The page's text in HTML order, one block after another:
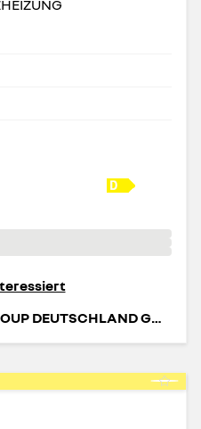
RENAULT RETAIL GROUP DEUTSCHLAND GMBH